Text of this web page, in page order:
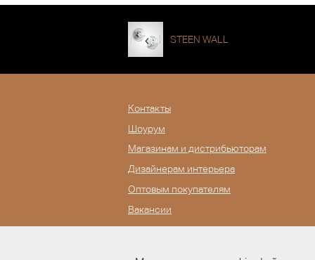
STEEN WALL
Контакты
Шоурум
Магазинам и дистрибьюторам
Дизайнерам интерьера
Оптовым покупателям
Вакансии
Журнал Lampatron